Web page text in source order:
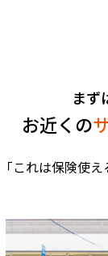
まず
お近くの
「これは保険使